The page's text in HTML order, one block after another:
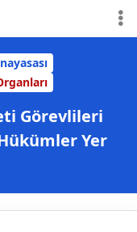
Görevlileri
Yer